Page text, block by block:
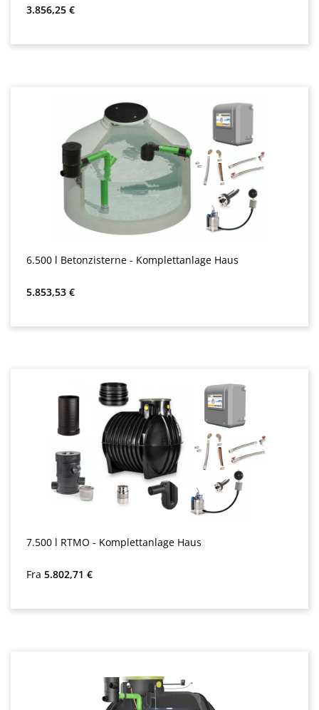
Almindelig pris:
3.856,25 €
6.500 l Betonzisterne - Komplettanlage Haus
Almindelig pris:
5.853,53 €
7.500 l RTMO - Komplettanlage Haus
Almindelig pris:
Fra 5.802,71 €